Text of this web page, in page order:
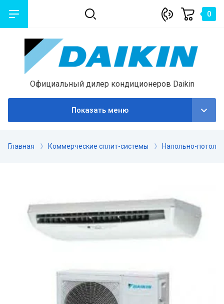
0
Официальный дилер кондиционеров Daikin
Показать меню
Главная Коммерческие сплит-системы Напольно-